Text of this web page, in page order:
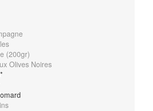
(200gr)
Olives Noires